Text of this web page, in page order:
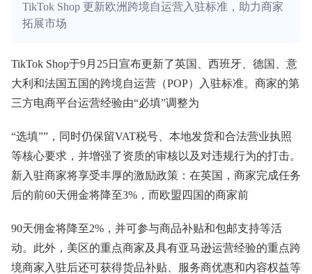
TikTok Shop 更新欧洲跨境自运营入驻标准，助力商家
拓展市场
TikTok Shop于9月25日宣布更新了英国、西班牙、德国、意
大利和法国五国的跨境自运营（POP）入驻标准。商家的第
三方电商平台运营经验由“必填”调整为
“选填””，同时仍保留VAT税号、本地发货和合法营业执照
等核心要求，并增强了资质的审核以及对违规行为的打击。
新入驻商家将享受丰厚的激励政策：在英国，商家完成任务
后的前60天佣金将降至3%，而欧盟四国的商家前
90天佣金将降至2%，并可参与商品补贴和包邮支持等活
动。此外，美区的重点商家及具有亚马逊运营经验的重点跨
境商家入驻后还可获得货品补贴、服务商优惠和内容权益等